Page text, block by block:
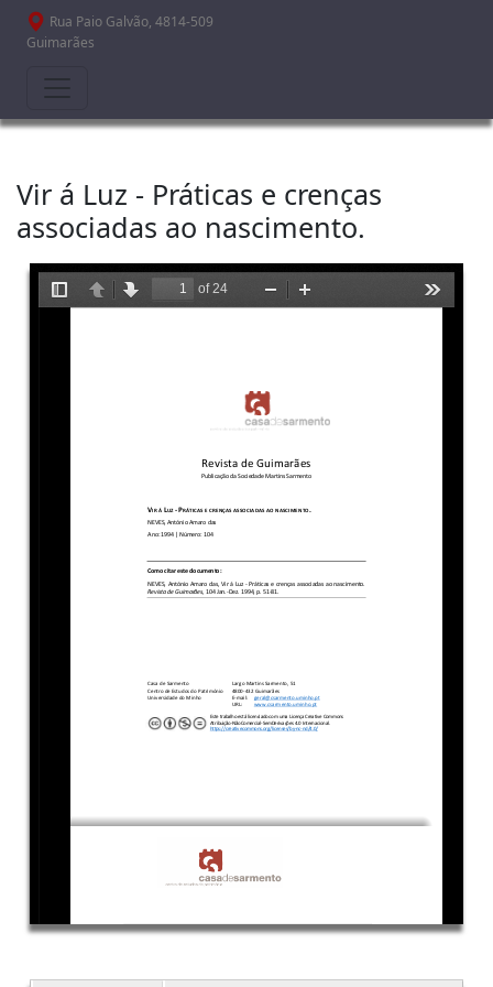
Passar para o conteúdo principal
Rua Paio Galvão, 4814-509
Guimarães
Vir á Luz - Práticas e crenças
associadas ao nascimento.